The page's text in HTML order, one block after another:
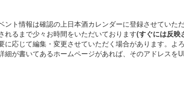
ント情報は確認の上日本酒カレンダーに登録させていただ
れるまで少々お時間をいただいております(すぐには反映
に応じて編集・変更させていただく場合があります。よ
細が書いてあるホームページがあれば、そのアドレスを